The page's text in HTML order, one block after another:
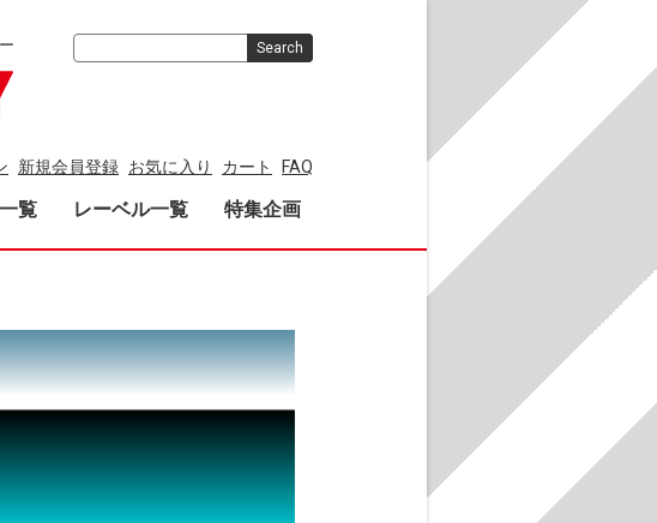
新規会員登録 お気に入り カート FAQ
覧 レーベル一覧 特集企画
Search